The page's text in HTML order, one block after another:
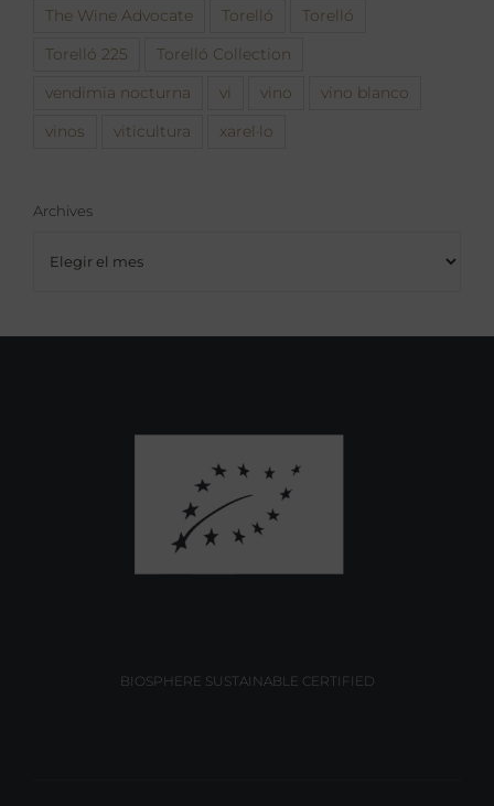
The Wine Advocate Torelló Torelló
Torelló 225 Torelló Collection
vendimia nocturna vi vino vino blanco
vinos viticultura xarel·lo
Archives
BIOSPHERE SUSTAINABLE CERTIFIED